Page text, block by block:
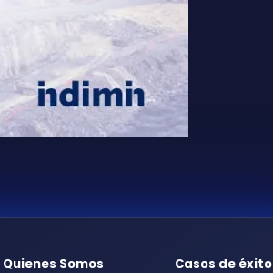
Quienes Somos Casos de éxito